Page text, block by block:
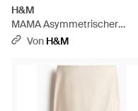
H&M
MAMA Asymmetrischer
Satinjupe - Schwarz
Von H&M